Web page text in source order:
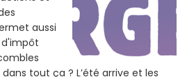
aussi
dans tout ça ? L’été arrive et les